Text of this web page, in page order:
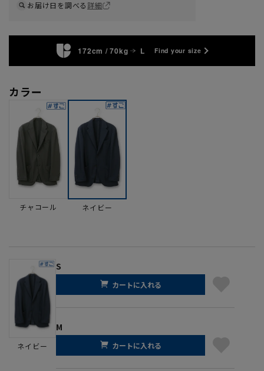
お届け日を調べる詳細
172cm / 70kg L Find your size
カラー
チャコール ネイビー
ネイビー
S
カートに入れる
M
カートに入れる